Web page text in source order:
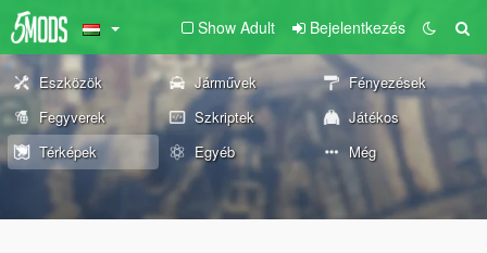
Show Adult Bejelentkezés
Eszközök Járművek
Fényezések
Fegyverek
Szkriptek
Játékos
Térképek
Egyéb Még